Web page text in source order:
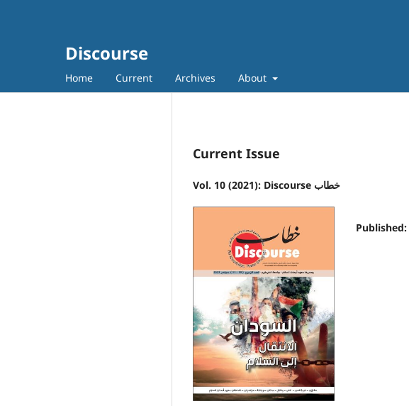
Discourse
Home Current Archives About
Current Issue
Vol. 10 (2021): Discourse خطاب
Published: